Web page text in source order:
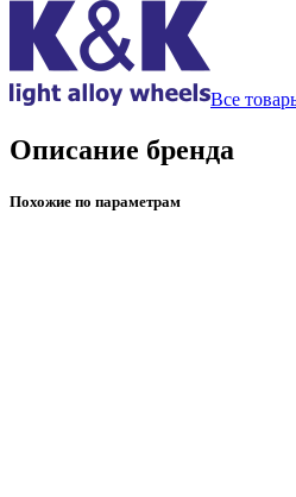
Все
Описание бренда
Похожие по параметрам